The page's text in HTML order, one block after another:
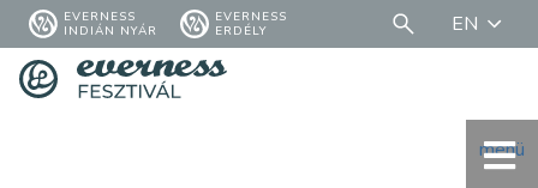
EVERNESS
INDIÁN NYÁR
EVERNESS
ERDÉLY
EN
menü